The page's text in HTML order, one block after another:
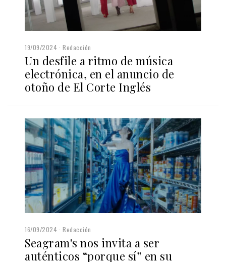
19/09/2024 Redacción
Un desfile a ritmo de música
electrónica, en el anuncio de
otoño de El Corte Inglés
16/09/2024 Redacción
Seagram's nos invita a ser
auténticos “porque sí” en su